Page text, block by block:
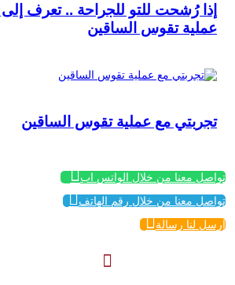
إذا رُشحت للتو للجراحة .. تعرف
عملية تقوس الساقين
تجربتي مع عملية تقوس الساقين
تواصل معنا من خلال الواتس اب
تواصل معنا من خلال رقم الهاتف
إرسل لنا رسالة
